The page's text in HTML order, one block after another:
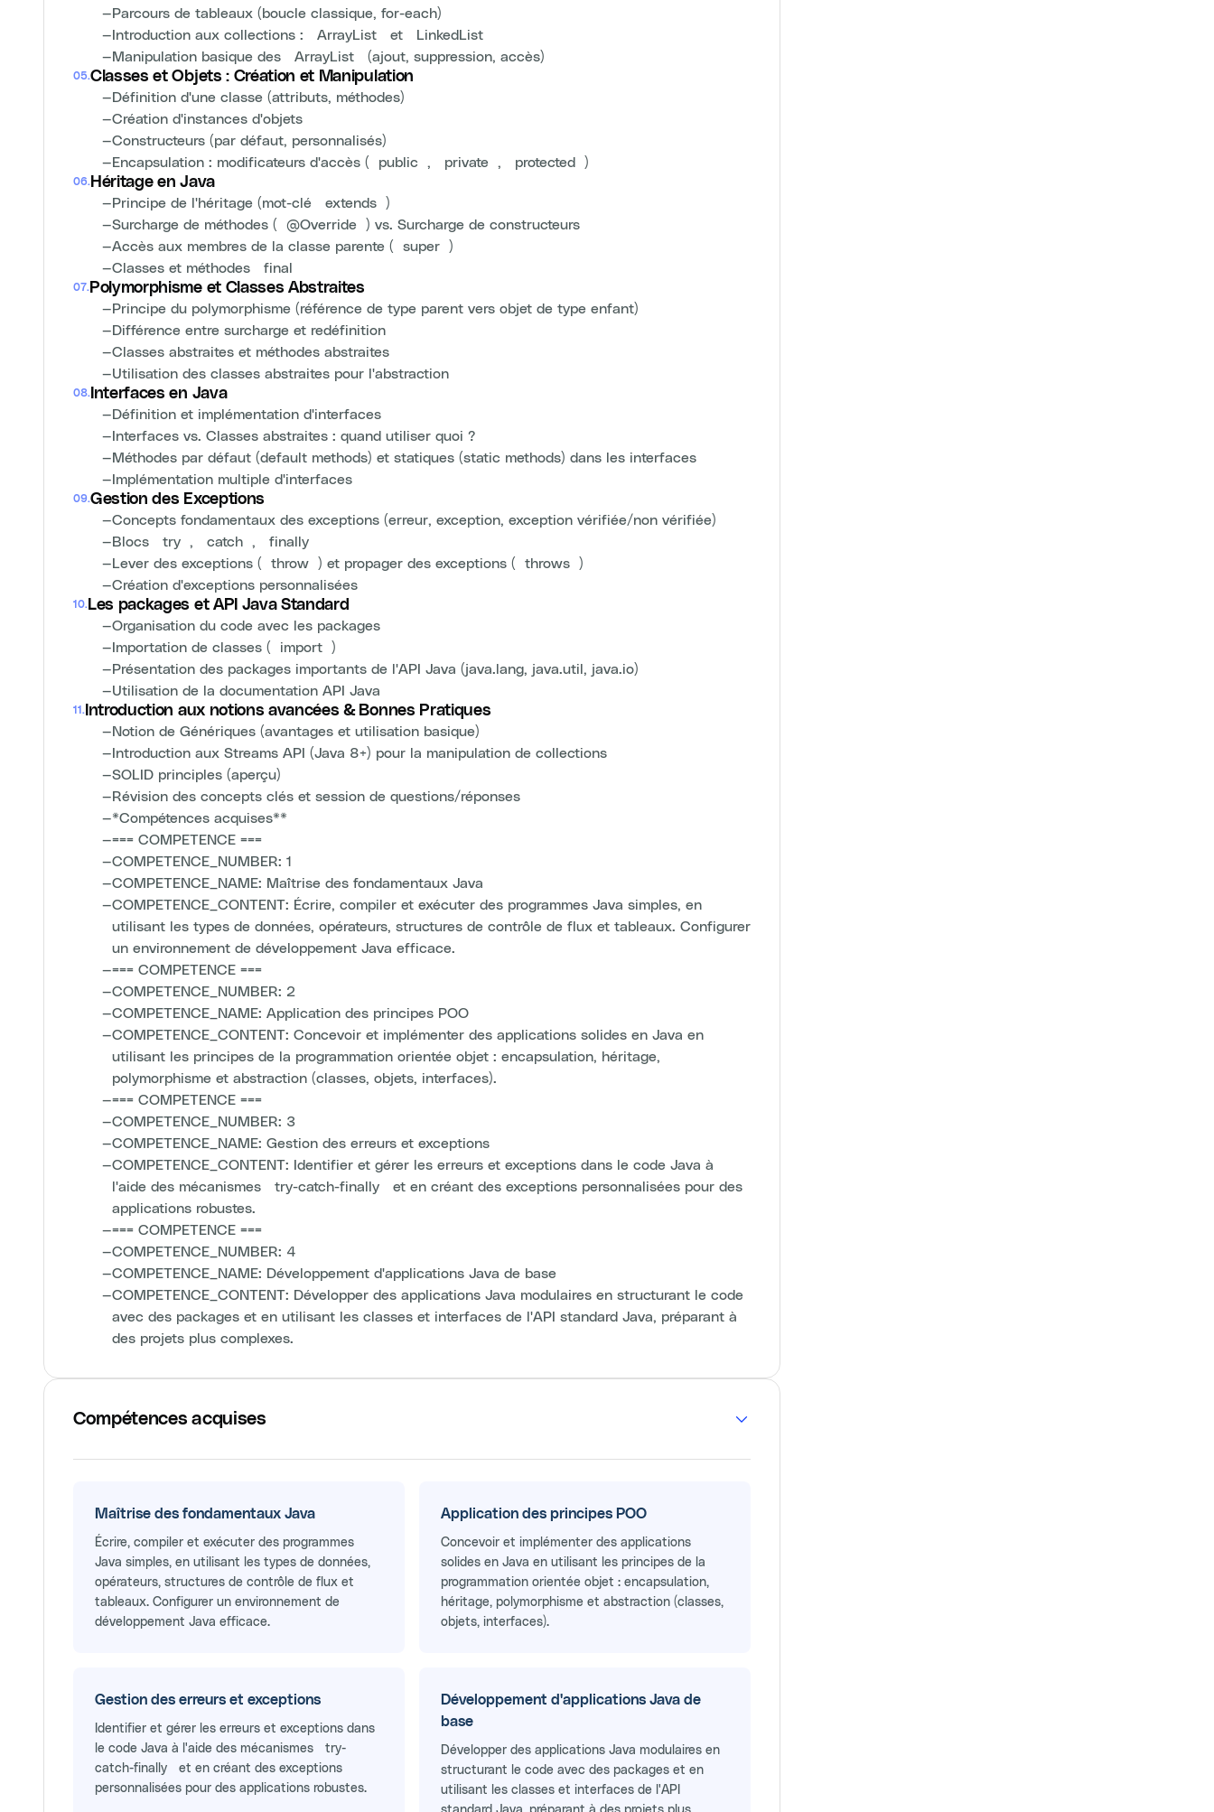
—Parcours de tableaux (boucle classique, for-each)
—Introduction aux collections : `ArrayList` et `LinkedList`
—Manipulation basique des `ArrayList` (ajout, suppression, accès)
05.Classes et Objets : Création et Manipulation
—Définition d'une classe (attributs, méthodes)
—Création d'instances d'objets
—Constructeurs (par défaut, personnalisés)
—Encapsulation : modificateurs d'accès (`public`, `private`, `protected`)
06. Héritage en Java
—Principe de l'héritage (mot-clé `extends`)
—Surcharge de méthodes (`@Override`) vs. Surcharge de constructeurs
—Accès aux membres de la classe parente (`super`)
—Classes et méthodes `final`
07. Polymorphisme et Classes Abstraites
—Principe du polymorphisme (référence de type parent vers objet de type enfant)
—Différence entre surcharge et redéfinition
—Classes abstraites et méthodes abstraites
—Utilisation des classes abstraites pour l'abstraction
08. Interfaces en Java
—Définition et implémentation d'interfaces
—Interfaces vs. Classes abstraites : quand utiliser quoi ?
—Méthodes par défaut (default methods) et statiques (static methods) dans les interfaces
—Implémentation multiple d'interfaces
09.Gestion des Exceptions
—Concepts fondamentaux des exceptions (erreur, exception, exception vérifiée/non vérifiée)
—Blocs `try`, `catch`, `finally`
—Lever des exceptions (`throw`) et propager des exceptions (`throws`)
—Création d'exceptions personnalisées
10. Les packages et API Java Standard
—Organisation du code avec les packages
—Importation de classes (`import`)
—Présentation des packages importants de l'API Java (java.lang, java.util, java.io)
—Utilisation de la documentation API Java
11 . Introduction aux notions avancées & Bonnes Pratiques
—Notion de Génériques (avantages et utilisation basique)
—Introduction aux Streams API (Java 8+) pour la manipulation de collections
—SOLID principles (aperçu)
—Révision des concepts clés et session de questions/réponses
—*Compétences acquises**
—=== COMPETENCE ===
—COMPETENCE_NUMBER: 1
—COMPETENCE_NAME: Maîtrise des fondamentaux Java
—COMPETENCE_CONTENT: Écrire, compiler et exécuter des programmes Java simples, en
utilisant les types de données, opérateurs, structures de contrôle de flux et tableaux. Configurer
un environnement de développement Java efficace.
—=== COMPETENCE ===
—COMPETENCE_NUMBER: 2
—COMPETENCE_NAME: Application des principes POO
—COMPETENCE_CONTENT: Concevoir et implémenter des applications solides en Java en
utilisant les principes de la programmation orientée objet : encapsulation, héritage,
polymorphisme et abstraction (classes, objets, interfaces).
—=== COMPETENCE ===
—COMPETENCE_NUMBER: 3
—COMPETENCE_NAME: Gestion des erreurs et exceptions
—COMPETENCE_CONTENT: Identifier et gérer les erreurs et exceptions dans le code Java à
l'aide des mécanismes `try-catch-finally` et en créant des exceptions personnalisées pour des
applications robustes.
—=== COMPETENCE ===
—COMPETENCE_NUMBER: 4
—COMPETENCE_NAME: Développement d'applications Java de base
—COMPETENCE_CONTENT: Développer des applications Java modulaires en structurant le code
avec des packages et en utilisant les classes et interfaces de l'API standard Java, préparant à
des projets plus complexes.
Compétences acquises
Maîtrise des fondamentaux Java
Écrire, compiler et exécuter des programmes
Java simples, en utilisant les types de données,
opérateurs, structures de contrôle de flux et
tableaux. Configurer un environnement de
développement Java efficace.
Application des principes POO
Concevoir et implémenter des applications
solides en Java en utilisant les principes de la
programmation orientée objet : encapsulation,
héritage, polymorphisme et abstraction (classes,
objets, interfaces).
Gestion des erreurs et exceptions
Identifier et gérer les erreurs et exceptions dans
le code Java à l'aide des mécanismes `try-
catch-finally` et en créant des exceptions
personnalisées pour des applications robustes.
Développement d'applications Java de
base
Développer des applications Java modulaires en
structurant le code avec des packages et en
utilisant les classes et interfaces de l'API
standard Java, préparant à des projets plus